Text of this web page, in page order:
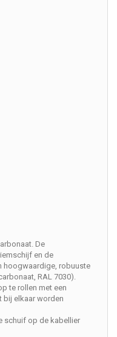
De
en de
hoogwaardige, robuuste
RAL 7030).
te rollen met een
bij elkaar worden
schuif op de kabellier